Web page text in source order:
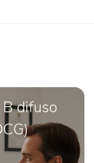
difuso